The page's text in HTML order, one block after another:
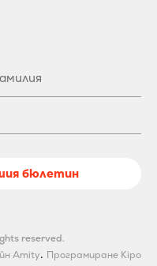
бюлетин
reserved.
Amity. Програмиране Kipo